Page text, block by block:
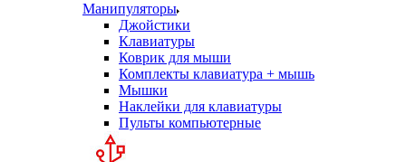
Манипуляторы
Джойстики
Клавиатуры
Коврик для мыши
Комплекты клавиатура + мышь
Мышки
Наклейки для клавиатуры
Пульты компьютерные